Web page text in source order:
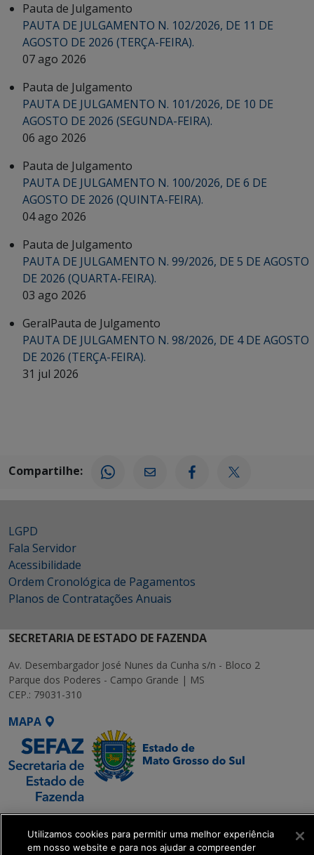
Pauta de Julgamento
PAUTA DE JULGAMENTO N. 102/2026, DE 11 DE
AGOSTO DE 2026 (TERÇA-FEIRA).
07 ago 2026
Pauta de Julgamento
PAUTA DE JULGAMENTO N. 101/2026, DE 10 DE
AGOSTO DE 2026 (SEGUNDA-FEIRA).
06 ago 2026
Pauta de Julgamento
PAUTA DE JULGAMENTO N. 100/2026, DE 6 DE
AGOSTO DE 2026 (QUINTA-FEIRA).
04 ago 2026
Pauta de Julgamento
PAUTA DE JULGAMENTO N. 99/2026, DE 5 DE AGOSTO
DE 2026 (QUARTA-FEIRA).
03 ago 2026
GeralPauta de Julgamento
PAUTA DE JULGAMENTO N. 98/2026, DE 4 DE AGOSTO
DE 2026 (TERÇA-FEIRA).
31 jul 2026
Compartilhe:
LGPD
Fala Servidor
Acessibilidade
Ordem Cronológica de Pagamentos
Planos de Contratações Anuais
SECRETARIA DE ESTADO DE FAZENDA
Av. Desembargador José Nunes da Cunha s/n - Bloco 2
Parque dos Poderes - Campo Grande | MS
CEP.: 79031-310
MAPA
SETDIG | Secretaria-
Executiva de
Utilizamos cookies para permitir uma melhor experiência
em nosso website e para nos ajudar a compreender